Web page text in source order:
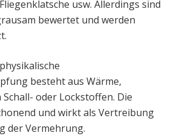
usw. Allerdings sind
bewertet und werden
besteht aus Wärme,
oder Lockstoffen. Die
und wirkt als Vertreibung
der Vermehrung.